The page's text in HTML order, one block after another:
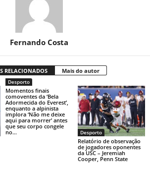
Fernando Costa
RELACIONADOS Mais do autor
Desporto
Momentos finais
comoventes da ‘Bela
Adormecida do Everest’,
enquanto a alpinista
implora ‘Não me deixe
aqui para morrer’ antes
que seu corpo congele
no...
Desporto
Relatório de observação
de jogadores oponentes
da USC – Jeremiah
Cooper, Penn State